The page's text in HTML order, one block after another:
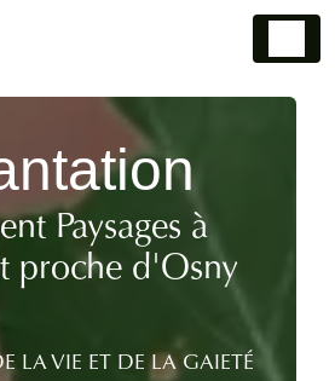
Paysages à
proche d'Osny
LA VIE ET DE LA GAIETÉ